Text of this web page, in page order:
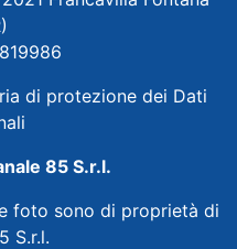
di protezione dei Dati
85 S.r.l.
foto sono di proprietà di
S.r.l.